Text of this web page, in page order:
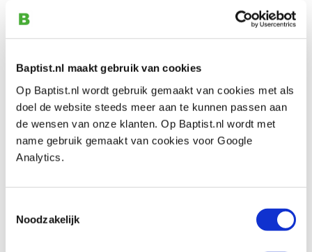
Baptist.nl maakt gebruik van cookies
Op Baptist.nl wordt gebruik gemaakt van cookies met als
doel de website steeds meer aan te kunnen passen aan
de wensen van onze klanten. Op Baptist.nl wordt met
name gebruik gemaakt van cookies voor Google
Analytics.
Noodzakelijk
Auf Lager
Vergleich
Lynx set van 2 schraapstalen quadrant
Produktnummer: 28084
€ 14,63 ohne MwSt